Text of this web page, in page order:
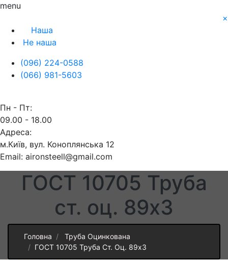
menu
×
Наша
Не наша
(096) 224-0588
(066) 981-5603
Пн - Пт:
09.00 - 18.00
Адреса:
м.Київ, вул. Коноплянська 12
Email: aironsteell@gmail.com
ГОСТ 10705 Труба
ст. оц. 89х3
Головна
Труба Оцинкована
ГОСТ 10705 Труба Ст. Оц. 89х3